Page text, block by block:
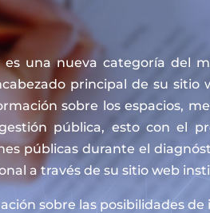
es una nueva categoría del
principal de su
sobre los espacios,
pública, esto con el
públicas durante el
a través de su sitio web
sobre las posibilidades